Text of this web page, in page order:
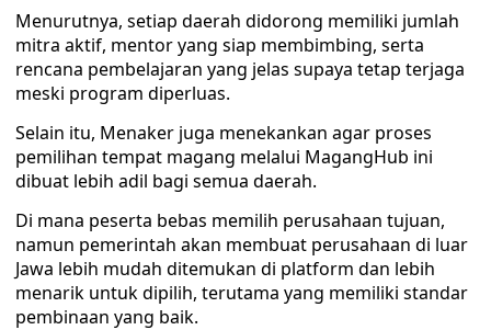
Menurutnya, setiap daerah didorong memiliki jumlah
mitra aktif, mentor yang siap membimbing, serta
rencana pembelajaran yang jelas supaya tetap terjaga
meski program diperluas.
Selain itu, Menaker juga menekankan agar proses
pemilihan tempat magang melalui MagangHub ini
dibuat lebih adil bagi semua daerah.
Di mana peserta bebas memilih perusahaan tujuan,
namun pemerintah akan membuat perusahaan di luar
Jawa lebih mudah ditemukan di platform dan lebih
menarik untuk dipilih, terutama yang memiliki standar
pembinaan yang baik.